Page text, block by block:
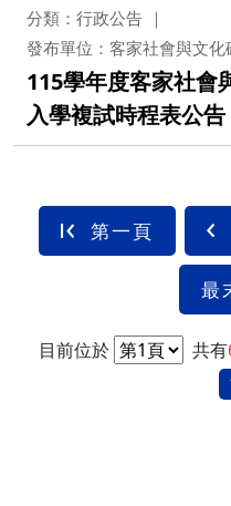
分類：行政公告
發布單位：客家社會與文化
115學年度客家社會
入學複試時程表公告
第一頁
最
目前位於 共有